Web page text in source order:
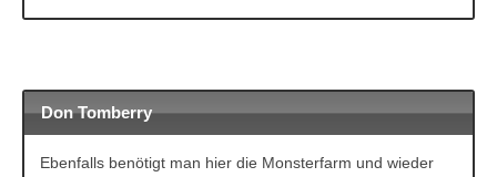
Don Tomberry
Ebenfalls benötigt man hier die Monsterfarm und wieder